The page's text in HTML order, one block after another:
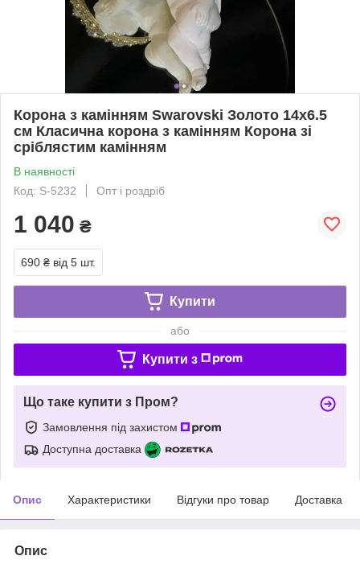
Корона з камінням Swarovski Золото 14х6.5
см Класична корона з камінням Корона зі
сріблястим камінням
В наявності
Код: S-5232
Опт і роздріб
1 040 ₴
690 ₴ від 5 шт.
Купити
або
Купити з
Що таке купити з Пром?
Замовлення під захистом
Доступна доставка
Опис Характеристики Відгуки про товар Доставка
Опис